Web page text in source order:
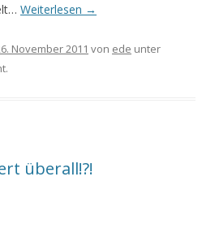
Weiterlesen →
November 2011 von ede unter
überall!?!